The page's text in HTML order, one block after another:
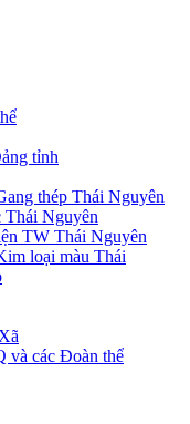
tỉnh
thép Thái Nguyên
Nguyên
TW Thái Nguyên
loại màu Thái
và các Đoàn thể